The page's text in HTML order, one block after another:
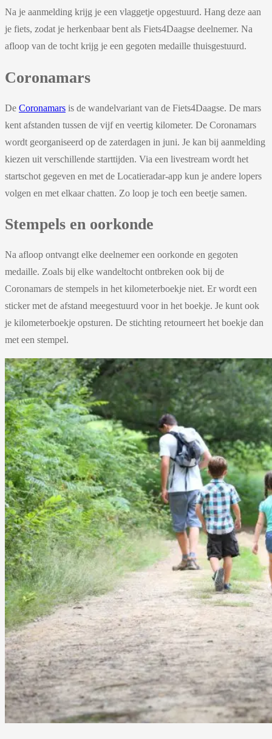
Na je aanmelding krijg je een vlaggetje opgestuurd. Hang deze aan
je fiets, zodat je herkenbaar bent als Fiets4Daagse deelnemer. Na
afloop van de tocht krijg je een gegoten medaille thuisgestuurd.
Coronamars
De Coronamars is de wandelvariant van de Fiets4Daagse. De mars
kent afstanden tussen de vijf en veertig kilometer. De Coronamars
wordt georganiseerd op de zaterdagen in juni. Je kan bij aanmelding
kiezen uit verschillende starttijden. Via een livestream wordt het
startschot gegeven en met de Locatieradar-app kun je andere lopers
volgen en met elkaar chatten. Zo loop je toch een beetje samen.
Stempels en oorkonde
Na afloop ontvangt elke deelnemer een oorkonde en gegoten
medaille. Zoals bij elke wandeltocht ontbreken ook bij de
Coronamars de stempels in het kilometerboekje niet. Er wordt een
sticker met de afstand meegestuurd voor in het boekje. Je kunt ook
je kilometerboekje opsturen. De stichting retourneert het boekje dan
met een stempel.